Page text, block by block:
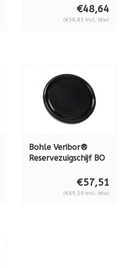
€48,64
(€58,85 Incl. btw)
Bohle Veribor®
Reservezuigschijf BO
€57,51
(€69,59 Incl. btw)